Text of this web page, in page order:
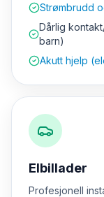
Strømbrudd
Dårlig
barn)
Akutt hjelp
Elbillader
Profesjonell